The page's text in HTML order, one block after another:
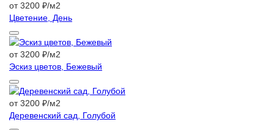
от 3200 ₽/м2
Цветение, День
от 3200 ₽/м2
Эскиз цветов, Бежевый
от 3200 ₽/м2
Деревенский сад, Голубой